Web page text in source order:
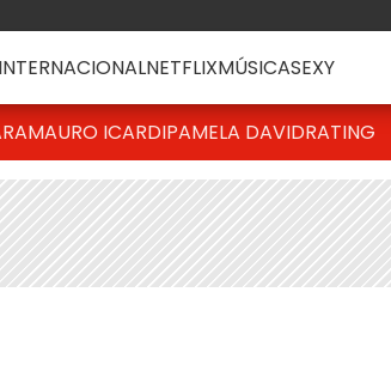
INTERNACIONALNETFLIXMÚSICASEXY
MAURO ICARDIPAMELA DAVIDRATING